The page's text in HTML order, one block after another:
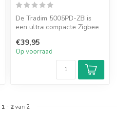
De Tradim 5005PD-ZB is
een ultra compacte Zigbee
dimbare ...
€39,95
Op voorraad
1 - 2van 2